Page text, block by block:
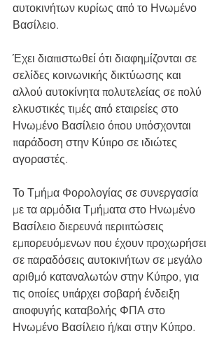
αυτοκινήτων κυρίως από το Ηνωμένο
Βασίλειο.
Έχει διαπιστωθεί ότι διαφημίζονται σε
σελίδες κοινωνικής δικτύωσης και
αλλού αυτοκίνητα πολυτελείας σε πολύ
ελκυστικές τιμές από εταιρείες στο
Ηνωμένο Βασίλειο όπου υπόσχονται
παράδοση στην Κύπρο σε ιδιώτες
αγοραστές.
Το Τμήμα Φορολογίας σε συνεργασία
με τα αρμόδια Τμήματα στο Ηνωμένο
Βασίλειο διερευνά περιπτώσεις
εμπορευόμενων που έχουν προχωρήσει
σε παραδόσεις αυτοκινήτων σε μεγάλο
αριθμό καταναλωτών στην Κύπρο, για
τις οποίες υπάρχει σοβαρή ένδειξη
αποφυγής καταβολής ΦΠΑ στο
Ηνωμένο Βασίλειο ή/και στην Κύπρο.